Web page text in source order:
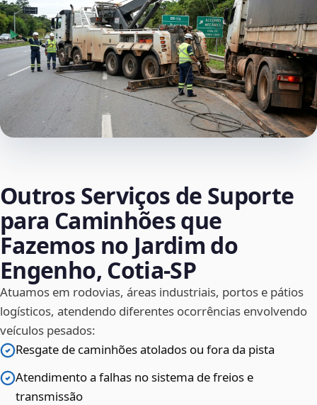
Outros Serviços de Suporte
para Caminhões que
Fazemos no Jardim do
Engenho, Cotia‑SP
Atuamos em rodovias, áreas industriais, portos e pátios
logísticos, atendendo diferentes ocorrências envolvendo
veículos pesados:
Resgate de caminhões atolados ou fora da pista
Atendimento a falhas no sistema de freios e
transmissão